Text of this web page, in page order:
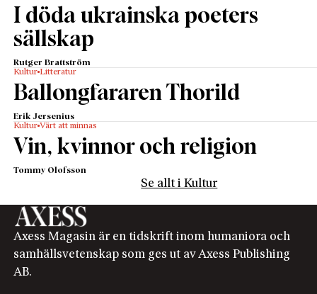
I döda ukrainska poeters
sällskap
Rutger Brattström
Kultur Litteratur
Ballongfararen Thorild
Erik Jersenius
Kultur Värt att minnas
Vin, kvinnor och religion
Tommy Olofsson
Se allt i Kultur
Axess Magasin är en tidskrift inom humaniora och
samhällsvetenskap som ges ut av Axess Publishing
AB.